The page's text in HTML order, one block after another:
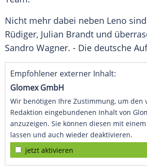
Nicht mehr dabei neben Leno sind
Rüdiger, Julian Brandt und
Sandro Wagner. - Die deutsche
Empfohlener externer Inhalt:
Glomex GmbH
Wir benötigen Ihre Zustimmung, um den
Redaktion eingebundenen Inhalt von
anzuzeigen. Sie können diesen mit
lassen und auch wieder deaktivieren.
jetzt aktivieren